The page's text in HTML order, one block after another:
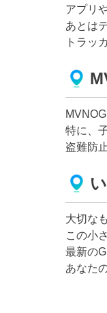
アプリ
あとは
トラッ
特に、
盗難防
大切な
この小
最新の
あなた